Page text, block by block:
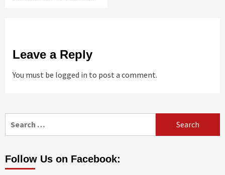
Leave a Reply
You must be logged in to post a comment.
for:
Follow Us on Facebook: